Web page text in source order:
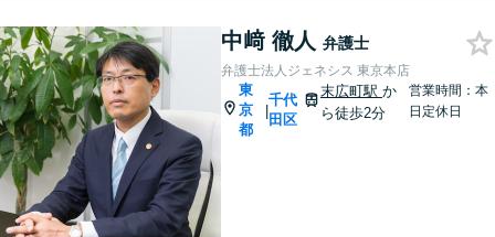
中﨑 徹人 弁護士
弁護士法人ジェネシス 東京本店
東
京
都
|
千代
田区
末広町駅か
ら徒歩2分
営業時間：本
日定休日